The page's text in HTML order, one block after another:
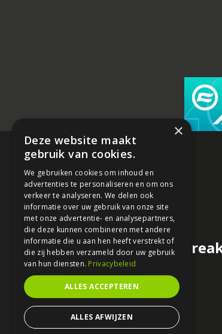
×
Deze website maakt
gebruik van cookies.
We gebruiken cookies om inhoud en
advertenties te personaliseren en om ons
verkeer te analyseren. We delen ook
informatie over uw gebruik van onze site
met onze advertentie- en analysepartners,
die deze kunnen combineren met andere
informatie die u aan hen heeft verstrekt of
die zij hebben verzameld door uw gebruik
van hun diensten. Privacybeleid
ALLES ACCEPTEREN
ALLES AFWIJZEN